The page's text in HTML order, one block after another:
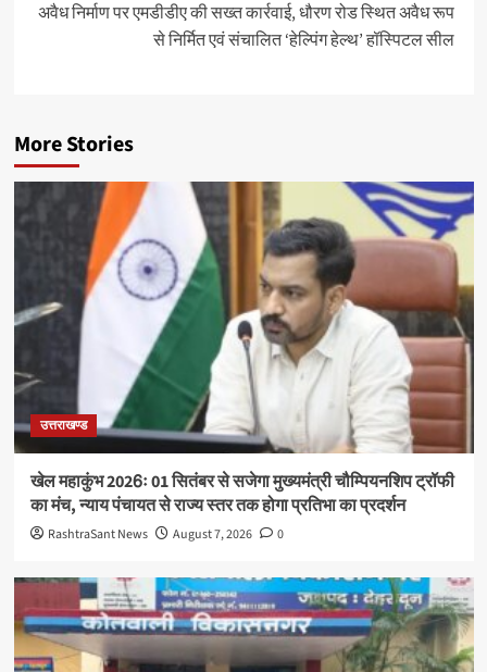
अवैध निर्माण पर एमडीडीए की सख्त कार्रवाई, धौरण रोड स्थित अवैध रूप
से निर्मित एवं संचालित ‘हेल्पिंग हेल्थ’ हॉस्पिटल सील
More Stories
उत्तराखण्ड
खेल महाकुंभ 2026ः 01 सितंबर से सजेगा मुख्यमंत्री चौम्पियनशिप ट्रॉफी
का मंच, न्याय पंचायत से राज्य स्तर तक होगा प्रतिभा का प्रदर्शन
RashtraSant News August 7, 2026 0